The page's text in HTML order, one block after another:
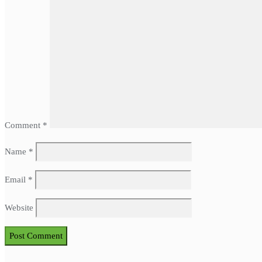
Comment *
Name *
Email *
Website